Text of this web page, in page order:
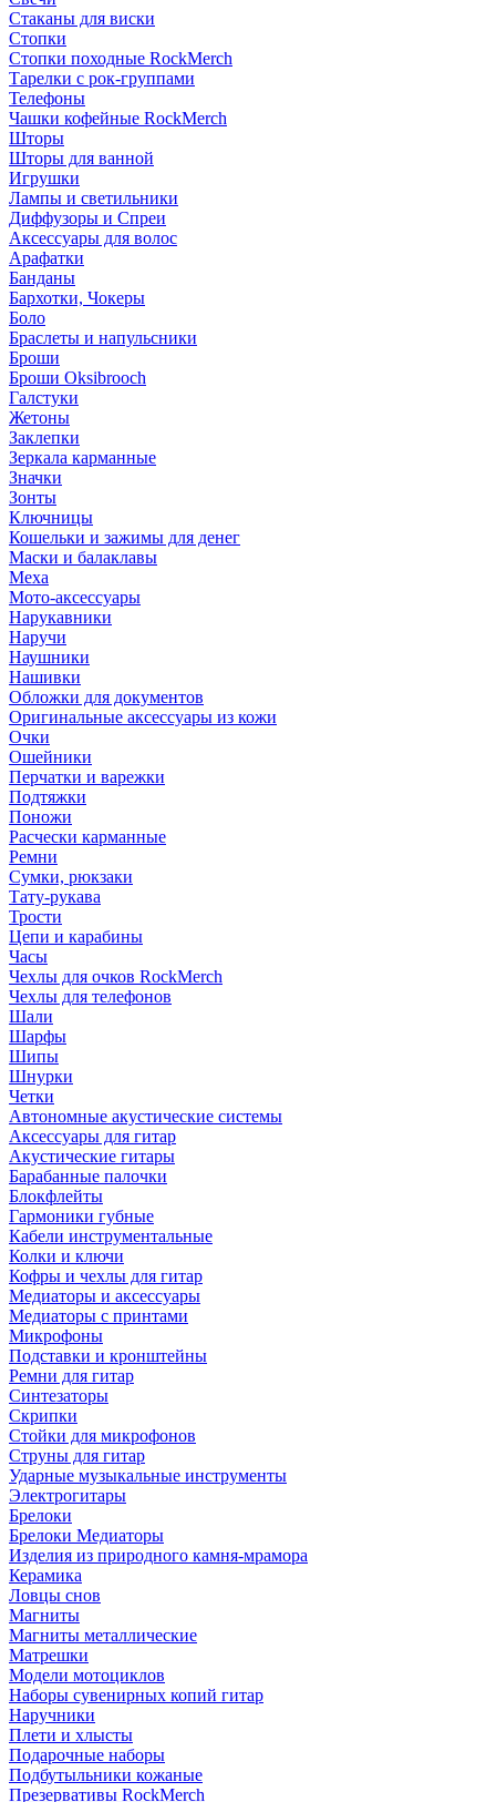
Стаканы для виски
Стопки
Стопки походные RockMerch
Тарелки с рок-группами
Телефоны
Чашки кофейные RockMerch
Шторы
Шторы для ванной
Игрушки
Лампы и светильники
Диффузоры и Спреи
Аксессуары для волос
Арафатки
Банданы
Бархотки, Чокеры
Боло
Браслеты и напульсники
Броши
Броши Oksibrooch
Галстуки
Жетоны
Заклепки
Зеркала карманные
Значки
Зонты
Ключницы
Кошельки и зажимы для денег
Маски и балаклавы
Меха
Мото-аксессуары
Нарукавники
Наручи
Наушники
Нашивки
Обложки для документов
Оригинальные аксессуары из кожи
Очки
Ошейники
Перчатки и варежки
Подтяжки
Поножи
Расчески карманные
Ремни
Сумки, рюкзаки
Тату-рукава
Трости
Цепи и карабины
Часы
Чехлы для очков RockMerch
Чехлы для телефонов
Шали
Шарфы
Шипы
Шнурки
Четки
Автономные акустические системы
Аксессуары для гитар
Акустические гитары
Барабанные палочки
Блокфлейты
Гармоники губные
Кабели инструментальные
Колки и ключи
Кофры и чехлы для гитар
Медиаторы и аксессуары
Медиаторы с принтами
Микрофоны
Подставки и кронштейны
Ремни для гитар
Синтезаторы
Скрипки
Стойки для микрофонов
Струны для гитар
Ударные музыкальные инструменты
Электрогитары
Брелоки
Брелоки Медиаторы
Изделия из природного камня-мрамора
Керамика
Ловцы снов
Магниты
Магниты металлические
Матрешки
Модели мотоциклов
Наборы сувенирных копий гитар
Наручники
Плети и хлысты
Подарочные наборы
Подбутыльники кожаные
Презервативы RockMerch